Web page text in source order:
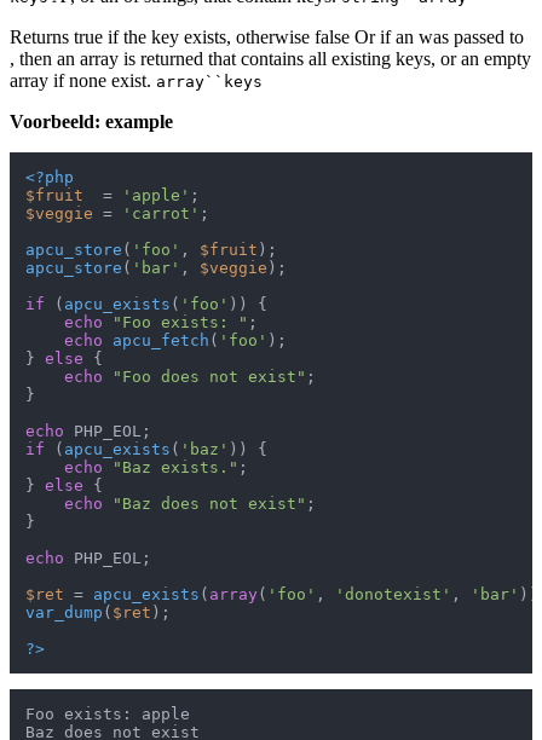
Returns true if the key exists, otherwise false Or if an was passed to
, then an array is returned that contains all existing keys, or an empty
array if none exist. array``keys
Voorbeeld: example
<?php
$fruit
  =
'apple'
$veggie = 'carrot' ;
apcu_store ( 'foo' , $fruit
apcu_store ( 'bar' , $veggie );
if ( apcu_exists ( 'foo' )) {
echo
"Foo exists: " ;
echo
apcu_fetch ( 'foo' );
} else {
echo
"Foo does not exist" ;
}
echo
if ( apcu_exists ( 'baz' )) {
echo
"Baz exists." ;
} else {
echo
"Baz does not exist" ;
}
echo PHP_EOL;
$ret = apcu_exists ( array ( 'foo' , 'donotexist' ,
'bar'
var_dump ( $ret );
?>
Foo exists: apple